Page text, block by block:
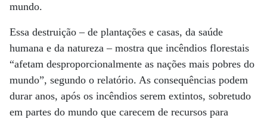
mundo.
Essa destruição – de plantações e casas, da saúde
humana e da natureza – mostra que incêndios florestais
“afetam desproporcionalmente as nações mais pobres do
mundo”, segundo o relatório. As consequências podem
durar anos, após os incêndios serem extintos, sobretudo
em partes do mundo que carecem de recursos para